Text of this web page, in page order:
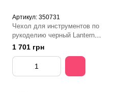
Артикул: 350731
Чехол для инструментов по
рукоделию черный Lantern
Moon KnitPro
1 701 грн